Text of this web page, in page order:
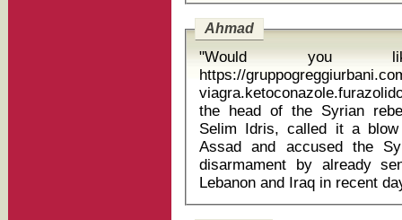
Ahmad
"Would you
https://
viagra.ketoconazole.furazolidone
the head of the Syrian
Selim Idris, called it a blow
Assad and accused the
disarmament by already